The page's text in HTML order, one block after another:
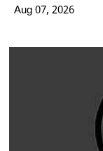
Aug 07, 2026